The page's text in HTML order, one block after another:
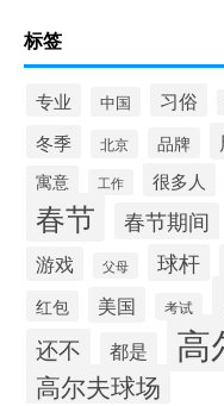
标签
专业 中国 习俗
冬季 北京 品牌
寓意 工作 很多人
春节 春节期间
游戏 父母 球杆
红包 美国 考试
还不 都是 高
高尔夫球场